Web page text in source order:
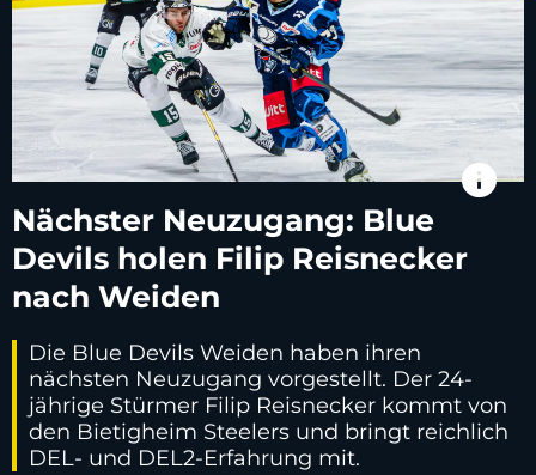
info
Nächster Neuzugang: Blue
Devils holen Filip Reisnecker
nach Weiden
Die Blue Devils Weiden haben ihren
nächsten Neuzugang vorgestellt. Der 24-
jährige Stürmer Filip Reisnecker kommt von
den Bietigheim Steelers und bringt reichlich
DEL- und DEL2-Erfahrung mit.